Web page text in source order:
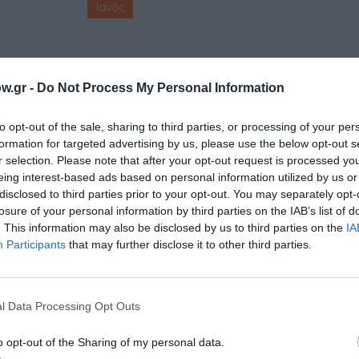
- Do Not Process My Personal Information
opt-out of the sale, sharing to third parties, or processing of your
for targeted advertising by us, please use the below opt-out
selection. Please note that after your opt-out request is processed
interest-based ads based on personal information utilized by us
to third parties prior to your opt-out. You may separately
of your personal information by third parties on the IAB’s list of
This information may also be disclosed by us to third parties on the
Participants that may further disclose it to other third parties.
Data Processing Opt Outs
opt-out of the Sharing of my personal data.
Ιανός
μάθετε πρώτοι όλες τις ειδήσεις
στοCulturenow.gr
Δες
ΓΙΩΡΓΟΣ ΓΑΛΙΤΗΣ
ΓΙΩΡΓΟΣ ΚΑΡΑΜΠΕΛΙΑΣ
ΕΛΕΝΗ ΠΡΙΟΒΟΛΟΥ
ΚΑΛΑΝΤΖΟΠΟΥΛΟΣ
ΡΕΝΟΣ